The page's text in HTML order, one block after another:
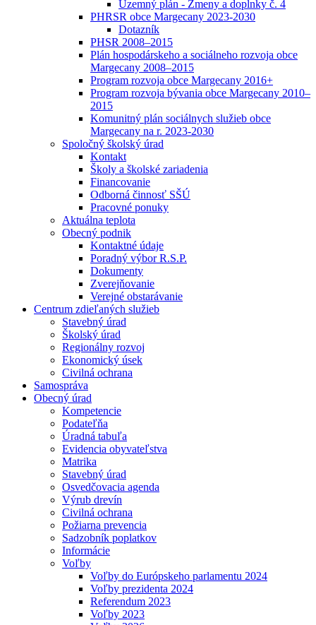
Územný plán - Zmeny a doplnky č. 4
PHRSR obce Margecany 2023-2030
Dotazník
PHSR 2008–2015
Plán hospodárskeho a sociálneho rozvoja obce
Margecany 2008–2015
Program rozvoja obce Margecany 2016+
Program rozvoja bývania obce Margecany 2010–
2015
Komunitný plán sociálnych služieb obce
Margecany na r. 2023-2030
Spoločný školský úrad
Kontakt
Školy a školské zariadenia
Financovanie
Odborná činnosť SŠÚ
Pracovné ponuky
Aktuálna teplota
Obecný podnik
Kontaktné údaje
Poradný výbor R.S.P.
Dokumenty
Zverejňovanie
Verejné obstarávanie
Centrum zdieľaných služieb
Stavebný úrad
Školský úrad
Regionálny rozvoj
Ekonomický úsek
Civilná ochrana
Samospráva
Obecný úrad
Kompetencie
Podateľňa
Úradná tabuľa
Evidencia obyvateľstva
Matrika
Stavebný úrad
Osvedčovacia agenda
Výrub drevín
Civilná ochrana
Požiarna prevencia
Sadzobník poplatkov
Informácie
Voľby
Voľby do Európskeho parlamentu 2024
Voľby prezidenta 2024
Referendum 2023
Voľby 2023